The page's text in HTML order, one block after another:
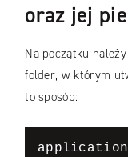
oraz jej
Na początku
folder, w którym
to sposób:
application